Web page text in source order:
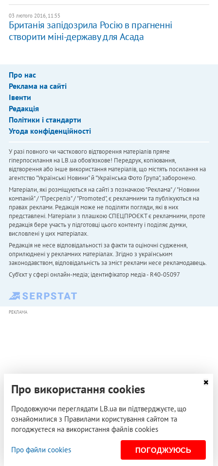
03 лютого 2016, 11:55
Британія запідозрила Росію в прагненні
створити міні-державу для Асада
Про нас
Реклама на сайті
Івенти
Редакція
Політики і стандарти
Угода конфіденційності
У разі повного чи часткового відтворення матеріалів пряме
гіперпосилання на LB.ua обов'язкове! Передрук, копіювання,
відтворення або інше використання матеріалів, що містять посилання на
агентство "Українськi Новини" й "Українська Фото Група", заборонено.
Матеріали, які розміщуються на сайті з позначкою "Реклама" / "Новини
компаній" / "Пресреліз" / "Promoted", є рекламними та публікуються на
правах реклами. Редакція може не поділяти погляди, які в них
представлені. Матеріали з плашкою СПЕЦПРОЄКТ є рекламними, проте
редакція бере участь у підготовці цього контенту і поділяє думки,
висловлені у цих матеріалах.
Редакція не несе відповідальності за факти та оціночні судження,
оприлюднені у рекламних матеріалах. Згідно з українським
законодавством, відповідальність за зміст реклами несе рекламодавець.
Cуб'єкт у сфері онлайн-медіа; ідентифікатор медіа - R40-05097
РЕКЛАМА
Про використання cookies
Продовжуючи переглядати LB.ua ви підтверджуєте, що
ознайомилися з Правилами користування сайтом та
погоджуєтеся на використання файлів cookies
Про файли cookies ПОГОДЖУЮСЬ